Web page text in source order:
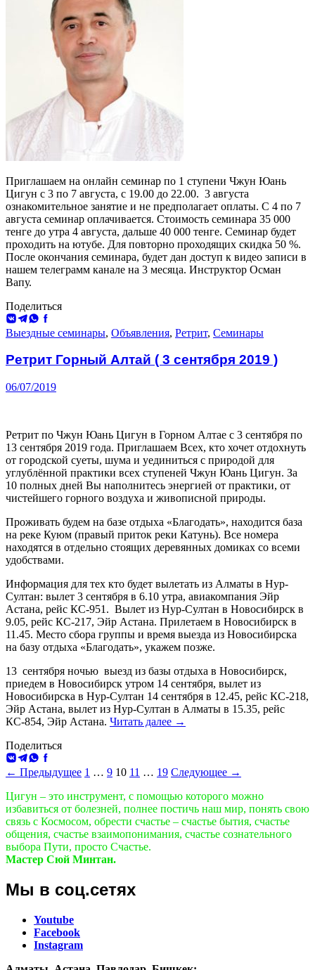
Приглашаем на онлайн семинар по 1 ступени Чжун Юань
Цигун с 3 по 7 августа, с 19.00 до 22.00. 3 августа
ознакомительное занятие и не предполагает оплаты. С 4 по 7
августа семинар оплачивается. Стоимость семинара 35 000
тенге до утра 4 августа, дальше 40 000 тенге. Семинар будет
проходить на ютубе. Для повторно проходящих скидка 50 %.
После окончания семинара, будет дан доступ к видео записи в
нашем телеграмм канале на 3 месяца. Инструктор Осман
Вапу.
Поделиться
ВКонтакте
Telegram
WhatsApp
Facebook
Выездные семинары, Объявления, Ретрит, Семинары
Ретрит Горный Алтай ( 3 сентября 2019 )
06/07/2019
Ретрит по Чжун Юань Цигун в Горном Алтае с 3 сентября по
13 сентября 2019 года. Приглашаем Всех, кто хочет отдохнуть
от городской суеты, шума и уединиться с природой для
углублённой практики всех ступеней Чжун Юань Цигун. За
10 полных дней Вы наполнитесь энергией от практики, от
чистейшего горного воздуха и живописной природы.
Проживать будем на базе отдыха «Благодать», находится база
на реке Куюм (правый приток реки Катунь). Все номера
находятся в отдельно стоящих деревянных домиках со всеми
удобствами.
Информация для тех кто будет вылетать из Алматы в Нур-
Султан: вылет 3 сентября в 6.10 утра, авиакомпания Эйр
Астана, рейс КС-951. Вылет из Нур-Султан в Новосибирск в
9.05, рейс КС-217, Эйр Астана. Прилетаем в Новосибирск в
11.45. Место сбора группы и время выезда из Новосибирска
на базу отдыха «Благодать», укажем позже.
13 сентября ночью выезд из базы отдыха в Новосибирск,
приедем в Новосибирск утром 14 сентября, вылет из
Новосибирска в Нур-Султан 14 сентября в 12.45, рейс КС-218,
Эйр Астана, вылет из Нур-Султан в Алматы в 15.35, рейс
КС-854, Эйр Астана. Читать далее Ретрит
3
2019
)
→
Поделиться
ВКонтакте
Telegram
WhatsApp
Facebook
Навигация
записям
← Предыдущее 1 … 9 10 11 … 19 Следующее →
Цигун – это инструмент, с помощью которого можно
избавиться от болезней, полнее постичь наш мир, понять свою
связь с Космосом, обрести счастье – счастье бытия, счастье
общения, счастье взаимопонимания, счастье сознательного
выбора Пути, просто Счастье.
Мастер Сюй Минтан.
Мы в соц.сетях
Youtube
Facebook
Instagram